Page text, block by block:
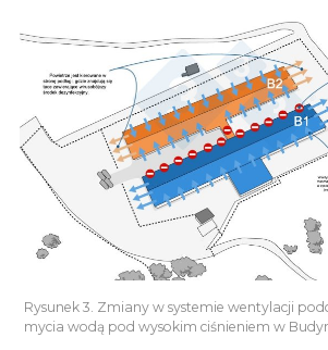
Rysunek 3. Zmiany w systemie wentylacji
mycia wodą pod wysokim ciśnieniem w